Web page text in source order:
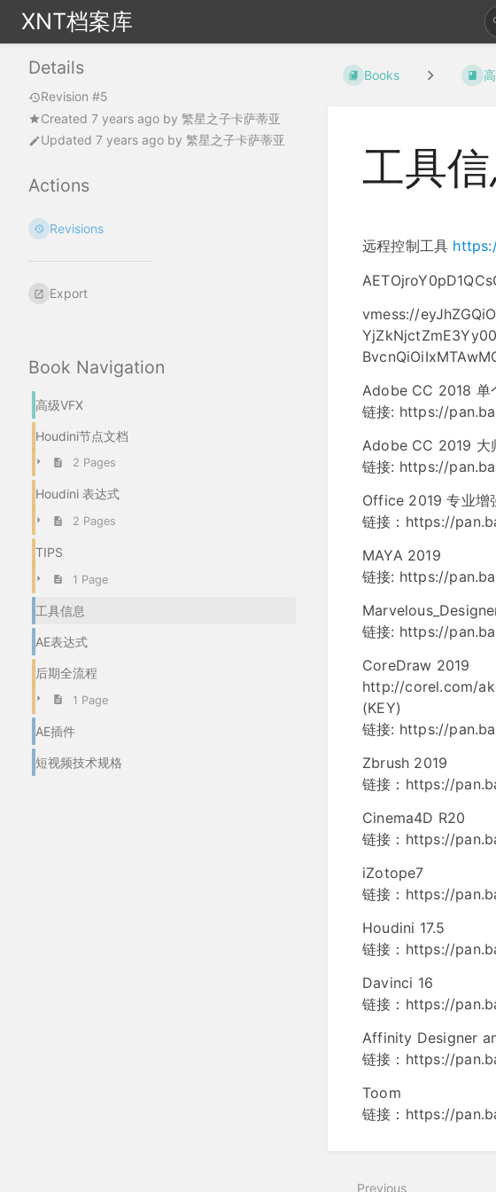
XNT档案库
Book Navigation
高级VFX
Houdini节点文档
2 Pages
Houdini 表达式
2 Pages
TIPS
1 Page
工具信息
AE表达式
后期全流程
1 Page
AE插件
短视频技术规格
Books
工具
远程控制工具
vmess://
Adobe CC 2018 单
链接: https://
Adobe CC 2019 大
链接: https://
Office 2019 专业增
链接：https://
MAYA 2019
链接: https://
链接: https://
CoreDraw 2019
http://corel.com/
(KEY)
链接: https://
Zbrush 2019
链接：https://
Cinema4D R20
链接：https://
iZotope7
链接：https://
Houdini 17.5
链接：https://
Davinci 16
链接：https://
Affinity Designer
链接：https://
Toom
链接：https://
Previous
Details
Revision #5
Created 7 years ago by 繁星之子卡萨蒂亚
Updated 7 years ago by 繁星之子卡萨蒂亚
Actions
Revisions
Export